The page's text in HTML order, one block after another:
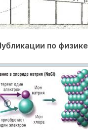
по физике